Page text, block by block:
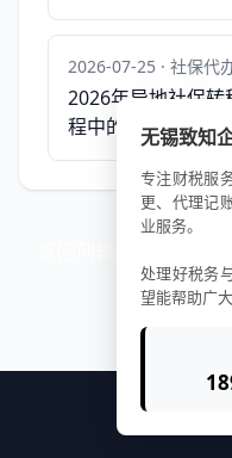
2026-07-25 · 社保代
2026年异地社保
程中的滞纳金和利
无锡致知
专注财税服
更、代理记
业服务。
处理好税务
望能帮助广